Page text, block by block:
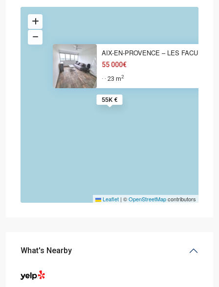
55K €
AIX-EN-PROVENCE – LES FACULTES
55 000€
· · 23 m2
Leaflet | ©OpenStreetMapcontributors
What's Nearby